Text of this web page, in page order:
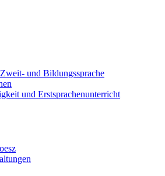
und Bildungssprache
und Erstsprachenunterricht